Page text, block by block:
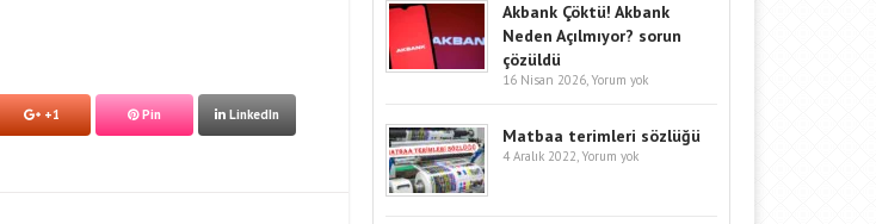
+1 Pin LinkedIn
Akbank Çöktü! Akbank
Neden Açılmıyor? sorun
çözüldü
16 Nisan 2026, Yorum yok
Matbaa terimleri sözlüğü
4 Aralık 2022, Yorum yok